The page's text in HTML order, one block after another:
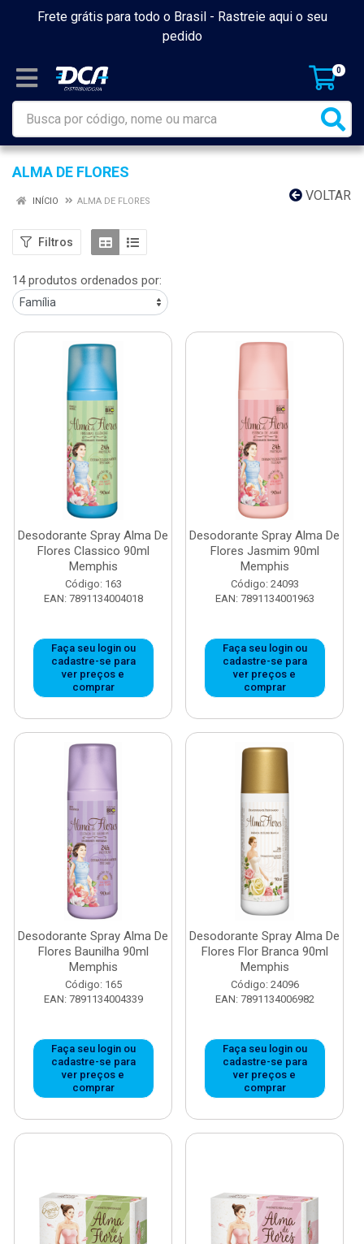
Frete grátis para todo o Brasil - Rastreie aqui o seu
pedido
0
ALMA DE FLORES
VOLTAR
INÍCIO ALMA DE FLORES
Filtros
14 produtos ordenados por:
Desodorante Spray Alma De
Flores Classico 90ml
Memphis
Código: 163
EAN: 7891134004018
Faça seu login ou
cadastre-se para
ver preços e
comprar
Desodorante Spray Alma De
Flores Jasmim 90ml
Memphis
Código: 24093
EAN: 7891134001963
Faça seu login ou
cadastre-se para
ver preços e
comprar
Desodorante Spray Alma De
Flores Baunilha 90ml
Memphis
Código: 165
EAN: 7891134004339
Faça seu login ou
cadastre-se para
ver preços e
comprar
Desodorante Spray Alma De
Flores Flor Branca 90ml
Memphis
Código: 24096
EAN: 7891134006982
Faça seu login ou
cadastre-se para
ver preços e
comprar